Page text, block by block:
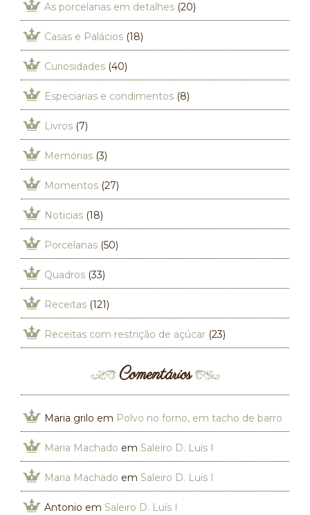
As porcelanas em detalhes (20)
Casas e Palácios (18)
Curiosidades (40)
Especiarias e condimentos (8)
Livros (7)
Memórias (3)
Momentos (27)
Noticias (18)
Porcelanas (50)
Quadros (33)
Receitas (121)
Receitas com restrição de açúcar (23)
Comentários
Maria grilo em Polvo no forno, em tacho de barro
Maria Machado em Saleiro D. Luís I
Maria Machado em Saleiro D. Luís I
Antonio em Saleiro D. Luís I